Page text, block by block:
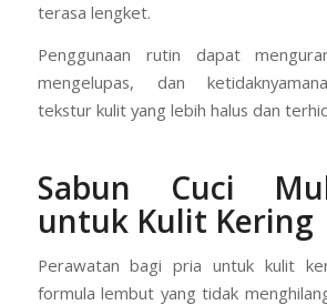
terasa lengket.
Penggunaan rutin dapat
mengelupas, dan
tekstur kulit yang lebih halus dan
Sabun Cuci
untuk Kulit Kering
Perawatan bagi pria untuk kulit
formula lembut yang tidak